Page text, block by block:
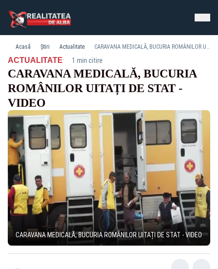
Acasă Știri Actualitate CARAVANA MEDICALĂ, BUCURIA ROMÂNILOR UITAȚI DE STAT - VIDEO
ACTUALITATE· 1 min citire
CARAVANA MEDICALĂ, BUCURIA
ROMÂNILOR UITAȚI DE STAT -
VIDEO
CARAVANA MEDICALĂ, BUCURIA ROMÂNILOR UITAȚI DE STAT - VIDEO